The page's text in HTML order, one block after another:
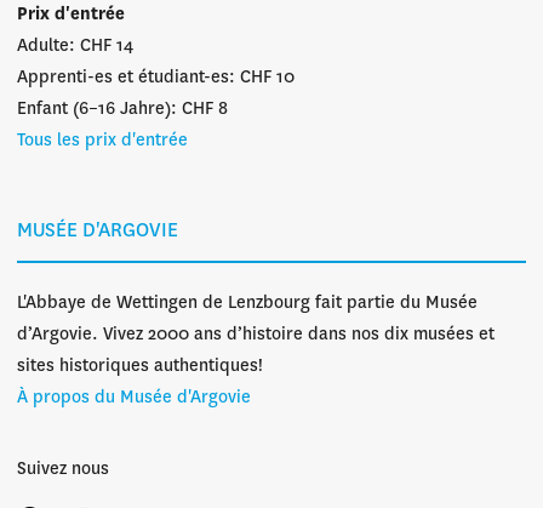
Prix d'entrée
Adulte: CHF 14
Apprenti-es et étudiant-es: CHF 10
Enfant (6–16 Jahre): CHF 8
Tous les prix d'entrée
MUSÉE D'ARGOVIE
L'Abbaye de Wettingen de Lenzbourg fait partie du Musée
d’Argovie. Vivez 2000 ans d’histoire dans nos dix musées et
sites historiques authentiques!
À propos du Musée d'Argovie
Suivez nous